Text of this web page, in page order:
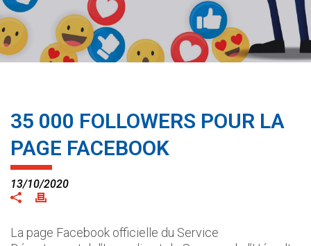
35 000 FOLLOWERS POUR LA
PAGE FACEBOOK
13/10/2020
La page Facebook officielle du Service